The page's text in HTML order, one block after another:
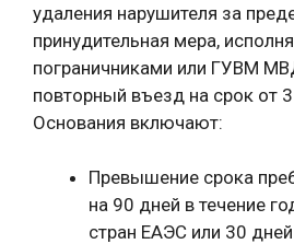
удаления нарушителя за
принудительная мера,
пограничниками или ГУВМ
повторный въезд на срок от
Основания включают:
Превышение срока
на 90 дней в течение
стран ЕАЭС или 30